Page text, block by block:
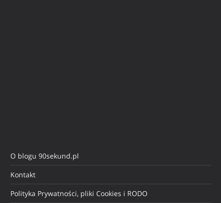
O blogu 90sekund.pl
Kontakt
Polityka Prywatności, pliki Cookies i RODO